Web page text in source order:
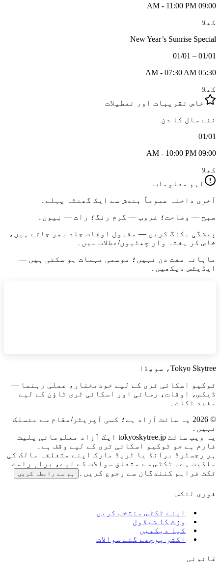
09:00 AM - 11:00 PM
کھلا
New Year’s Sunrise Special
01/01 – 01/01
05:30 AM - 07:30 AM
کھلا
خاص تقریبات اور تعطیلات
نئے سال کا دن
01/01
09:00 AM - 10:00 PM
کھلا
اہم معلومات
آخری داخلہ عموماً بندش سے ایک گھنٹہ پہلے۔
صبح — وضاحت؛ غروب — گرم رنگ؛ رات — نِیون۔
پیشگی بکنگ کریں — مقبول اوقات جلد بھر جاتے ہیں،
خاص کر ہفتہ وار چھٹیوں/عطلات میں۔
ماہانہ مفت دن نہیں؛ موسمی مہمات ہو سکتی ہیں —
اپڈیٹس دیکھیں۔
Tokyo Skytree، سومِڈا
ٹوکیو اسکائی ٹری کے لیے خودمختار، عملی رہنما —
ڈیکس، اوقات، رسائی اور اسکائی ٹری ٹاؤن کے لیے
مفید نکات۔
©
2026 یہ سائٹ آزاد ہے؛ کسی آپریٹر/مقام سے منسلک
نہیں۔
یہ ویب سائٹ tokyoskytree.jp ایک آزاد معلوماتی پلیٹ
فارم ہے جو ٹوکیو اسکائی ٹری کے لیے وقف ہے۔
ہر رجسٹرڈ برانڈ یا ٹریڈ مارک اپنے متعلقہ مالک کی
ملکیت ہے۔ ٹکٹس سے متعلق سوالات کے لیے، براہِ راست
ٹکٹ فراہم کنندگان سے رجوع کریں۔
ہم سے رابطہ کریں
فوری لنکس
اپنے ٹکٹس منتخب کریں
وزٹ کا شیڈول
کیا دیکھیں
اکثر پوچھے گئے سوالات
قانونی